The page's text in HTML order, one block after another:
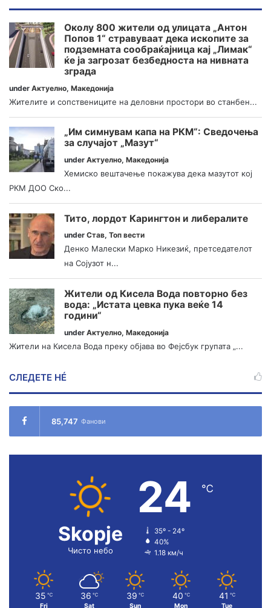
Околу 800 жители од улицата „Антон
Попов 1“ стравуваат дека ископите за
подземната сообраќајница кај „Лимак“
ќе ја загрозат безбедноста на нивната
зграда
under Актуелно, Македонија
Жителите и сопствениците на деловни простори во станбен...
„Им симнувам капа на РКМ“: Сведочења
за случајот „Мазут“
under Актуелно, Македонија
Хемиско вештачење покажува дека мазутот кој
РКМ ДОО Ско...
Тито, лордот Карингтон и либералите
under Став, Топ вести
Денко Малески Марко Никезиќ, претседателот
на Сојузот н...
Жители од Кисела Вода повторно без
вода: „Истата цевка пука веќе 14
години“
under Актуелно, Македонија
Жители на Кисела Вода преку објава во Фејсбук групата „...
СЛЕДЕТЕ НÉ
85,747 Фанови
Skopje
Чисто небо
24 ℃
35º - 24º
40%
1.18 км/ч
35 ℃
Fri
36 ℃
Sat
39 ℃
Sun
40 ℃
Mon
41 ℃
Tue